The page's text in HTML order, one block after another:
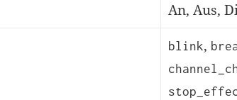
An, Aus,
blink,